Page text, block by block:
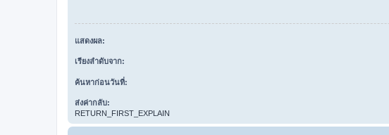
แสดงผล:
เรียงลำดับจาก:
ค้นหาก่อนวันที่:
ส่งค่ากลับ:
RETURN_FIRST_EXPLAIN